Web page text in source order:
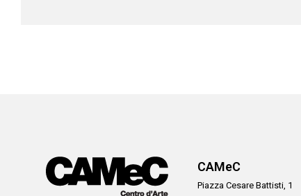
CAMeC
Piazza Cesare Battisti, 1